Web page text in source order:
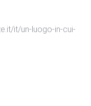
it/un-luogo-in-cui-